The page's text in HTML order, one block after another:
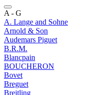
A - G
A. Lange and Sohne
Arnold & Son
Audemars Piguet
B.R.M.
Blancpain
BOUCHERON
Bovet
Breguet
Breitling